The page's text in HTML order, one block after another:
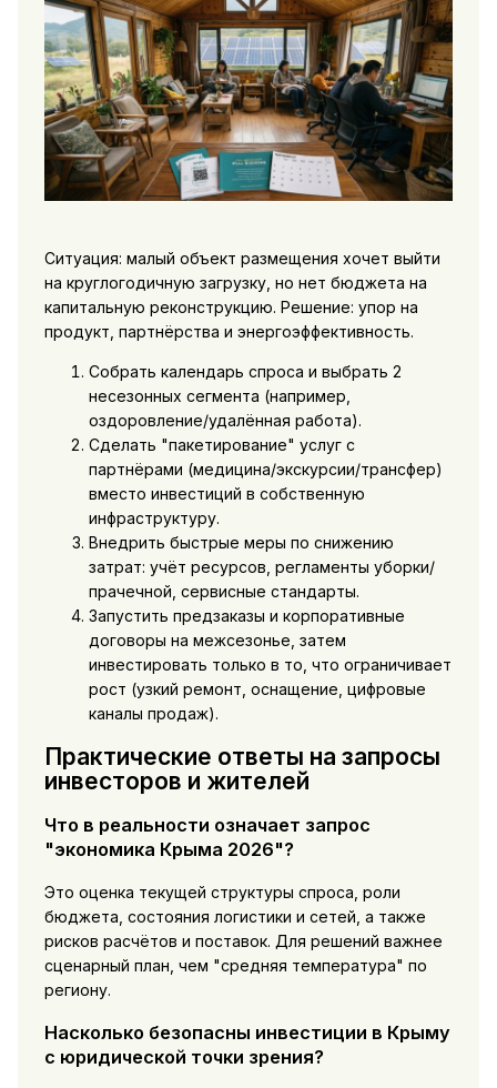
Ситуация: малый объект размещения хочет выйти
на круглогодичную загрузку, но нет бюджета на
капитальную реконструкцию. Решение: упор на
продукт, партнёрства и энергоэффективность.
Собрать календарь спроса и выбрать 2
несезонных сегмента (например,
оздоровление/удалённая работа).
Сделать "пакетирование" услуг с
партнёрами (медицина/экскурсии/трансфер)
вместо инвестиций в собственную
инфраструктуру.
Внедрить быстрые меры по снижению
затрат: учёт ресурсов, регламенты уборки/
прачечной, сервисные стандарты.
Запустить предзаказы и корпоративные
договоры на межсезонье, затем
инвестировать только в то, что ограничивает
рост (узкий ремонт, оснащение, цифровые
каналы продаж).
Практические ответы на запросы
инвесторов и жителей
Что в реальности означает запрос
"экономика Крыма 2026"?
Это оценка текущей структуры спроса, роли
бюджета, состояния логистики и сетей, а также
рисков расчётов и поставок. Для решений важнее
сценарный план, чем "средняя температура" по
региону.
Насколько безопасны инвестиции в Крыму
с юридической точки зрения?